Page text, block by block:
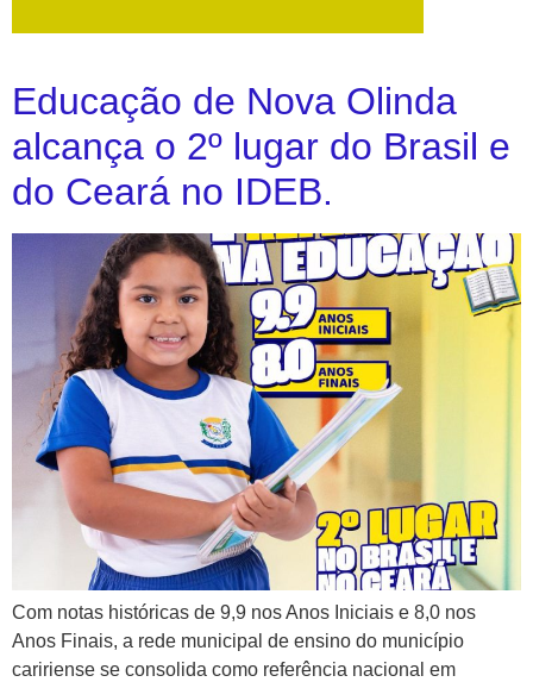
Educação de Nova Olinda
alcança o 2º lugar do Brasil e
do Ceará no IDEB.
Com notas históricas de 9,9 nos Anos Iniciais e 8,0 nos
Anos Finais, a rede municipal de ensino do município
caririense se consolida como referência nacional em